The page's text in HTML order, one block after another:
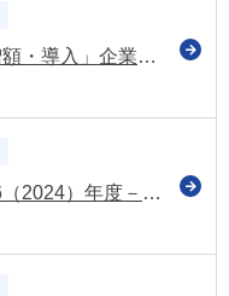
令和5年以降の退職金制度 「増額・導入」企業が7.8％ 「減額・廃止」企業は月給などへ（東京商工リサーチの調査）
「公的年金財政状況報告－令和6（2024）年度－」を公表（社保審の年金数理部会）